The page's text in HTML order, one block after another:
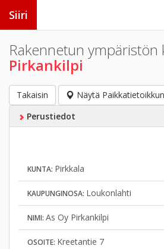
Siiri
Rakennetun ympäristön
Pirkankilpi
Takaisin
Näytä
Perustiedot
KUNTA: Pirkkala
KAUPUNGINOSA: Loukonlahti
NIMI: As Oy Pirkankilpi
OSOITE: Kreetantie 7